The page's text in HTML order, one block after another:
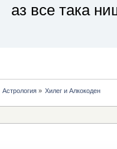
аз все така
Астрология» Хилег и Алкокоден